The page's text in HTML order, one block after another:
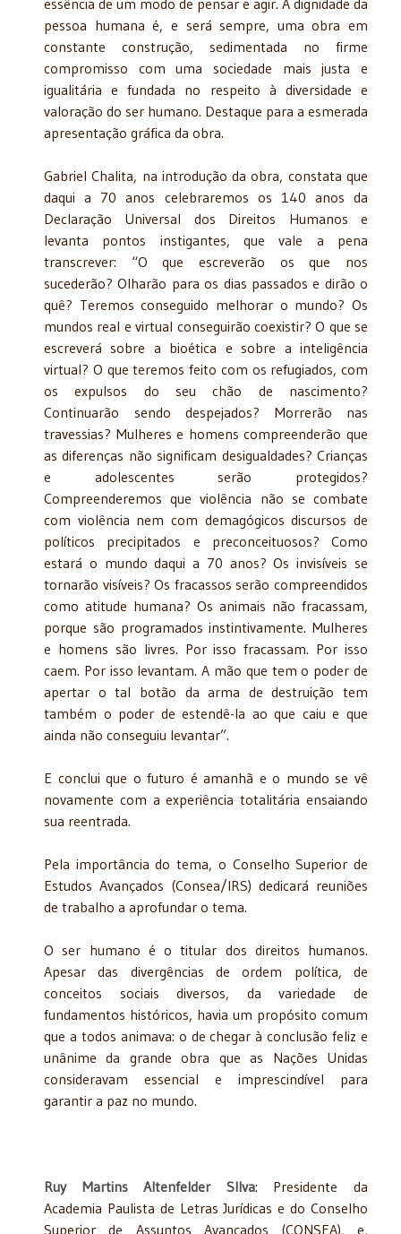
pessoa humana é, e será sempre, uma obra em
constante construção, sedimentada no firme
compromisso com uma sociedade mais justa e
igualitária e fundada no respeito à diversidade e
valoração do ser humano. Destaque para a esmerada
apresentação gráfica da obra.
Gabriel Chalita, na introdução da obra, constata que
daqui a 70 anos celebraremos os 140 anos da
Declaração Universal dos Direitos Humanos e
levanta pontos instigantes, que vale a pena
transcrever: “O que escreverão os que nos
sucederão? Olharão para os dias passados e dirão o
quê? Teremos conseguido melhorar o mundo? Os
mundos real e virtual conseguirão coexistir? O que se
escreverá sobre a bioética e sobre a inteligência
virtual? O que teremos feito com os refugiados, com
os expulsos do seu chão de nascimento?
Continuarão sendo despejados? Morrerão nas
travessias? Mulheres e homens compreenderão que
as diferenças não significam desigualdades? Crianças
e adolescentes serão protegidos?
Compreenderemos que violência não se combate
com violência nem com demagógicos discursos de
políticos precipitados e preconceituosos? Como
estará o mundo daqui a 70 anos? Os invisíveis se
tornarão visíveis? Os fracassos serão compreendidos
como atitude humana? Os animais não fracassam,
porque são programados instintivamente. Mulheres
e homens são livres. Por isso fracassam. Por isso
caem. Por isso levantam. A mão que tem o poder de
apertar o tal botão da arma de destruição tem
também o poder de estendê-la ao que caiu e que
ainda não conseguiu levantar”.
E conclui que o futuro é amanhã e o mundo se vê
novamente com a experiência totalitária ensaiando
sua reentrada.
Pela importância do tema, o Conselho Superior de
Estudos Avançados (Consea/IRS) dedicará reuniões
de trabalho a aprofundar o tema.
O ser humano é o titular dos direitos humanos.
Apesar das divergências de ordem política, de
conceitos sociais diversos, da variedade de
fundamentos históricos, havia um propósito comum
que a todos animava: o de chegar à conclusão feliz e
unânime da grande obra que as Nações Unidas
consideravam essencial e imprescindível para
garantir a paz no mundo.
Ruy Martins Altenfelder SIlva: Presidente da
Academia Paulista de Letras Jurídicas e do Conselho
Superior de Assuntos Avançados (CONSEA), e,